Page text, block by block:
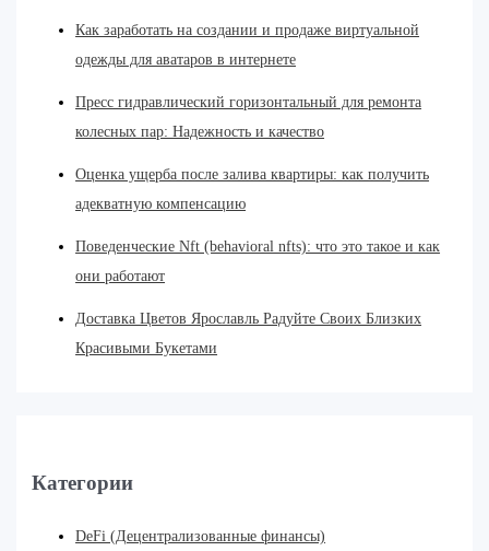
Как заработать на создании и продаже виртуальной
одежды для аватаров в интернете
Пресс гидравлический горизонтальный для ремонта
колесных пар: Надежность и качество
Оценка ущерба после залива квартиры: как получить
адекватную компенсацию
Поведенческие Nft (behavioral nfts): что это такое и как
они работают
Доставка Цветов Ярославль Радуйте Своих Близких
Красивыми Букетами
Категории
DeFi (Децентрализованные финансы)